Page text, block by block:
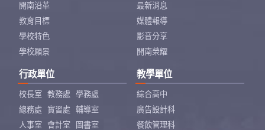
開南沿革
教育目標
學校特色
學校願景
最新消息
媒體報導
影音分享
開南榮耀
行政單位
校長室 教務處
學務處
總務處
實習處
輔導室
人事室
會計室 圖書室
教學單位
綜合高中
廣告設計科
餐飲管理科